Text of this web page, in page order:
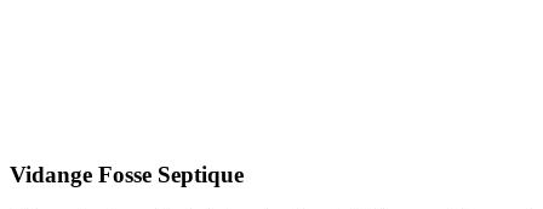
Vidange Fosse Septique